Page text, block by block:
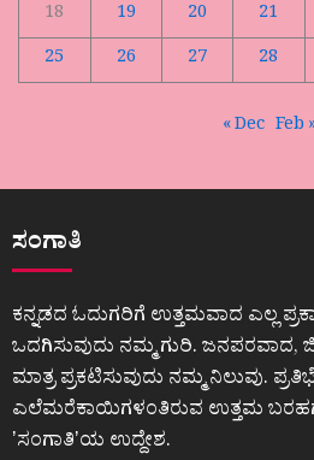
18
19 20 21
25
26 27 28
« Dec Feb
ಸಂಗಾತಿ
ಕನ್ನಡದ ಓದುಗರಿಗೆ ಉತ್ತಮವಾದ ಎಲ್ಲ
ಒದಗಿಸುವುದು ನಮ್ಮ ಗುರಿ. ಜನಪರವಾದ,
ಮಾತ್ರ ಪ್ರಕಟಿಸುವುದು ನಮ್ಮ ನಿಲುವು.
ಎಲೆಮರೆಕಾಯಿಗಳಂತಿರುವ ಉತ್ತಮ
ʼಸಂಗಾತಿʼಯ ಉದ್ದೇಶ.